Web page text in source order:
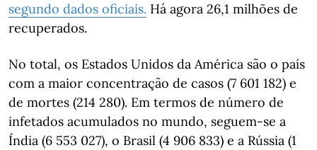
segundo dados oficiais. Há agora 26,1 milhões de
recuperados.
No total, os Estados Unidos da América são o país
com a maior concentração de casos (7 601 182) e
de mortes (214 280). Em termos de número de
infetados acumulados no mundo, seguem-se a
Índia (6 553 027), o Brasil (4 906 833) e a Rússia (1